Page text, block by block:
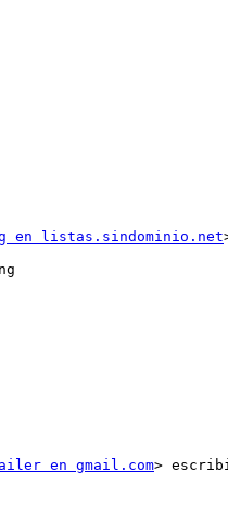
en listas.sindominio.net
en gmail.com>